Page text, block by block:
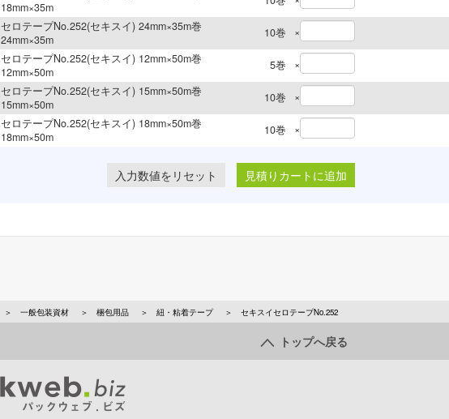
18mm×35m
セロテープNo.252(セキスイ) 24mm×35m巻
24mm×35m
10巻 ×
セロテープNo.252(セキスイ) 12mm×50m巻
12mm×50m
5巻 ×
セロテープNo.252(セキスイ) 15mm×50m巻
15mm×50m
10巻 ×
セロテープNo.252(セキスイ) 18mm×50m巻
18mm×50m
10巻 ×
見積りカートに追加
一般包装資材 梱包用品 紐・粘着テープ セキスイセロテープNo.252
トップへ戻る